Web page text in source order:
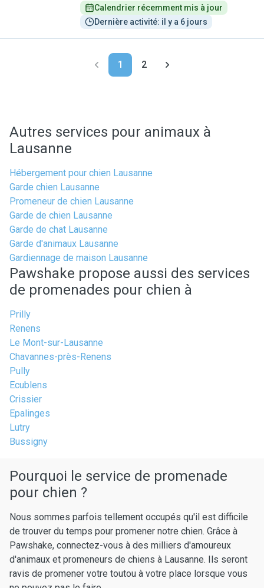
Calendrier récemment mis à jour
Dernière activité: il y a 6 jours
1 2
Autres services pour animaux à
Lausanne
Hébergement pour chien Lausanne
Garde chien Lausanne
Promeneur de chien Lausanne
Garde de chien Lausanne
Garde de chat Lausanne
Garde d'animaux Lausanne
Gardiennage de maison Lausanne
Pawshake propose aussi des services
de promenades pour chien à
Prilly
Renens
Le Mont-sur-Lausanne
Chavannes-près-Renens
Pully
Ecublens
Crissier
Epalinges
Lutry
Bussigny
Pourquoi le service de promenade
pour chien ?
Nous sommes parfois tellement occupés qu'il est difficile
de trouver du temps pour promener notre chien. Grâce à
Pawshake, connectez-vous à des milliers d'amoureux
d'animaux et promeneurs de chiens à Lausanne. Ils seront
ravis de promener votre toutou à votre place lorsque vous